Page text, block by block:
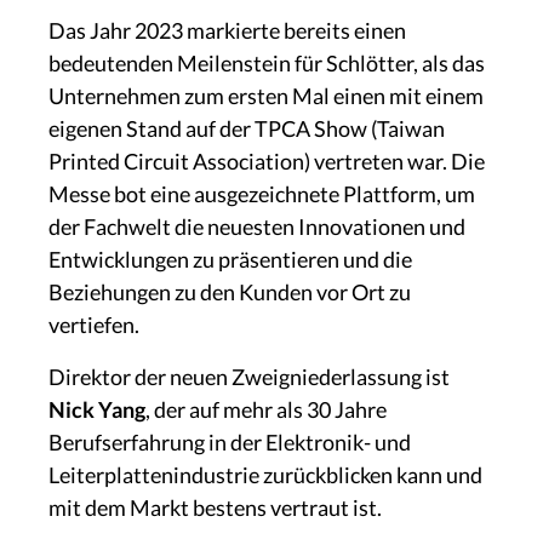
Das Jahr 2023 markierte bereits einen
bedeutenden Meilenstein für Schlötter, als das
Unternehmen zum ersten Mal einen mit einem
eigenen Stand auf der TPCA Show (Taiwan
Printed Circuit Association) vertreten war. Die
Messe bot eine ausgezeichnete Plattform, um
der Fachwelt die neuesten Innovationen und
Entwicklungen zu präsentieren und die
Beziehungen zu den Kunden vor Ort zu
vertiefen.
Direktor der neuen Zweigniederlassung ist
Nick Yang, der auf mehr als 30 Jahre
Berufserfahrung in der Elektronik- und
Leiterplattenindustrie zurückblicken kann und
mit dem Markt bestens vertraut ist.